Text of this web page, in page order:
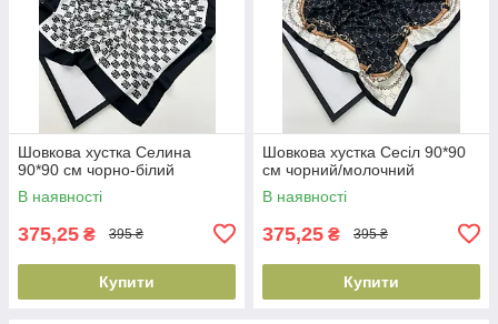
Шовкова хустка Селина
90*90 см чорно-білий
В наявності
375,25 ₴ 395 ₴
Купити
Шовкова хустка Сесіл 90*90
см чорний/молочний
В наявності
375,25 ₴ 395 ₴
Купити